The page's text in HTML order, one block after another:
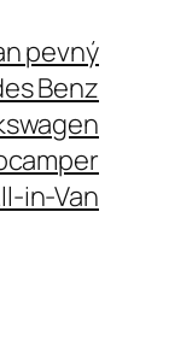
pevný
Benz
in-Van